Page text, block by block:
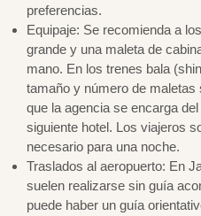
preferencias.
Equipaje: Se recomienda a
grande y una maleta de
mano. En los trenes bala
tamaño y número de
que la agencia se encarga
siguiente hotel. Los viajeros
necesario para una noche.
Traslados al aeropuerto: En
suelen realizarse sin guía
puede haber un guía